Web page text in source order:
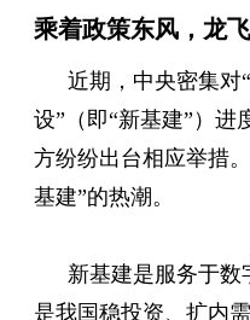
乘着政策东风，龙
近期，中央密集对
设”（即“新基建”）进
方纷纷出台相应举措
基建”的热潮。
新基建是服务于数
是我国稳投资、扩内